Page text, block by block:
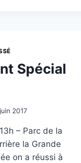
Spécial
2017
– Parc de la
la Grande
on a réussi à